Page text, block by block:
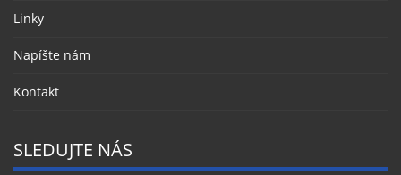
Linky
Napíšte nám
Kontakt
SLEDUJTE NÁS